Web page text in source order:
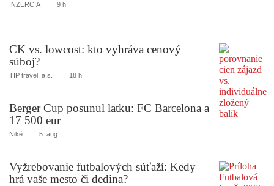
INZERCIA 9 h
CK vs. lowcost: kto vyhráva cenový
súboj?
TIP travel, a.s. 18 h
Berger Cup posunul latku: FC Barcelona a
17 500 eur
Niké 5. aug
Vyžrebovanie futbalových súťaží: Kedy
hrá vaše mesto či dedina?